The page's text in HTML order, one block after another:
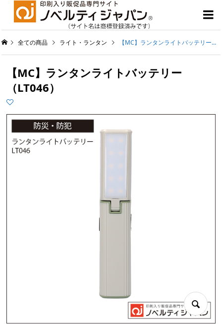

全ての商品 ライト・ランタン 【MC】ランタンライトバッテリー（LT046）
【MC】ランタンライトバッテリー
（LT046）